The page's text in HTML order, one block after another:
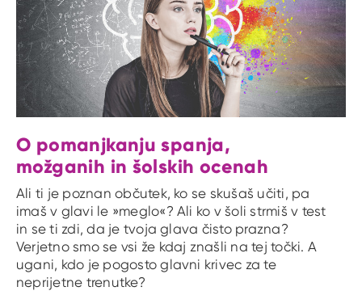
O pomanjkanju spanja,
možganih in šolskih ocenah
Ali ti je poznan občutek, ko se skušaš učiti, pa
imaš v glavi le »meglo«? Ali ko v šoli strmiš v test
in se ti zdi, da je tvoja glava čisto prazna?
Verjetno smo se vsi že kdaj znašli na tej točki. A
ugani, kdo je pogosto glavni krivec za te
neprijetne trenutke?